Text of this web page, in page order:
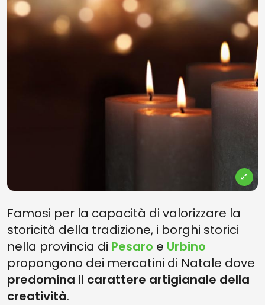
Famosi per la capacità di valorizzare la
storicità della tradizione, i borghi storici
nella provincia di Pesaro e Urbino
propongono dei mercatini di Natale dove
predomina il carattere artigianale della
creatività.